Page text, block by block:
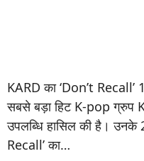
KARD का ‘Don’t Recall’
सबसे बड़ा हिट K-pop ग्रुप
उपलब्धि हासिल की है। उनके
Recall’ का…